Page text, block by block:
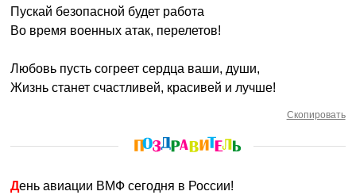
Пускай безопасной будет работа
Во время военных атак, перелетов!
Любовь пусть согреет сердца ваши, души,
Жизнь станет счастливей, красивей и лучше!
Скопировать
День авиации ВМФ сегодня в России!